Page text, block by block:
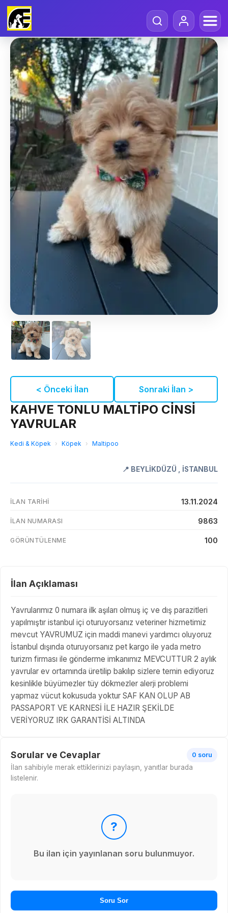
< Önceki İlan Sonraki İlan >
KAHVE TONLU MALTİPO CİNSİ
YAVRULAR
Kedi & Köpek › Köpek › Maltipoo
📍 BEYLİKDÜZÜ İSTANBUL
İLAN TARIHI 13.11.2024
İLAN NUMARASI 9863
GÖRÜNTÜLENME 100
İlan Açıklaması
Yavrularımız 0 numara ilk aşıları olmuş iç ve dış parazitleri
yapılmıştır istanbul içi oturuyorsanız veteriner hizmetimiz
mevcut YAVRUMUZ için maddi manevi yardımcı oluyoruz
İstanbul dışında oturuyorsanız pet kargo ile yada metro
turizm firması ile gönderme imkanımız MEVCUTTUR 2 aylık
yavrular ev ortamında üretilip bakılıp sizlere temin ediyoruz
kesinlikle büyümezler tüy dökmezler alerji problemi
yapmaz vücut kokusuda yoktur SAF KAN OLUP AB
PASSAPORT VE KARNESİ İLE HAZIR ŞEKİLDE
VERİYORUZ IRK GARANTİSİ ALTINDA
Sorular ve Cevaplar 0 soru
İlan sahibiyle merak ettiklerinizi paylaşın, yanıtlar burada
listelenir.
?
Bu ilan için yayınlanan soru bulunmuyor.
Soru Sor